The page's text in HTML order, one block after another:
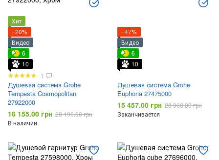
Хит
−20%
Видео
6
10
1
Душевая система Grohe
Tempesta Cosmopolitan
27922000
16 155.00 грн 20 196.00 грн
В наличии
−47%
Видео
6
10
Душевая система Grohe
Euphoria 27475000
15 457.00 грн 28 968.00 грн
Заканчивается